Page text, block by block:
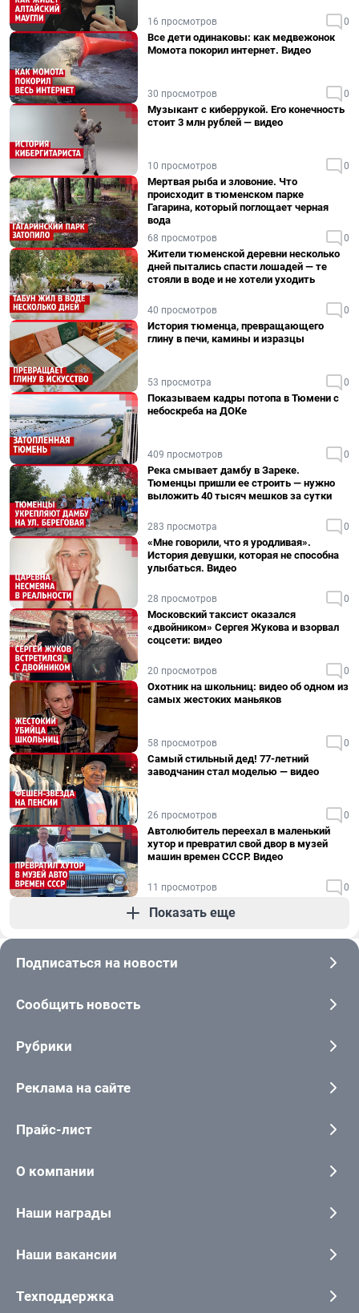
16 просмотров 0
Все дети одинаковы: как медвежонок
Момота покорил интернет. Видео
30 просмотров 0
Музыкант с киберрукой. Его конечность
стоит 3 млн рублей — видео
10 просмотров 0
Мертвая рыба и зловоние. Что
происходит в тюменском парке
Гагарина, который поглощает черная
вода
68 просмотров 0
Жители тюменской деревни несколько
дней пытались спасти лошадей — те
стояли в воде и не хотели уходить
40 просмотров 0
История тюменца, превращающего
глину в печи, камины и изразцы
53 просмотра 0
Показываем кадры потопа в Тюмени с
небоскреба на ДОКе
409 просмотров 0
Река смывает дамбу в Зареке.
Тюменцы пришли ее строить — нужно
выложить 40 тысяч мешков за сутки
283 просмотра 0
«Мне говорили, что я уродливая».
История девушки, которая не способна
улыбаться. Видео
28 просмотров 0
Московский таксист оказался
«двойником» Сергея Жукова и взорвал
соцсети: видео
20 просмотров 0
Охотник на школьниц: видео об одном из
самых жестоких маньяков
58 просмотров 0
Самый стильный дед! 77-летний
заводчанин стал моделью — видео
26 просмотров 0
Автолюбитель переехал в маленький
хутор и превратил свой двор в музей
машин времен СССР. Видео
11 просмотров 0
Показать еще
Подписаться на новости
Сообщить новость
Рубрики
Реклама на сайте
Прайс-лист
О компании
Наши награды
Наши вакансии
Техподдержка